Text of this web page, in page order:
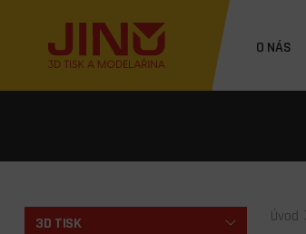
O NÁS
3D TISK
Úvod